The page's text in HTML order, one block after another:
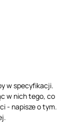
w specyfikacji.
w nich tego, co
- napisze o tym.